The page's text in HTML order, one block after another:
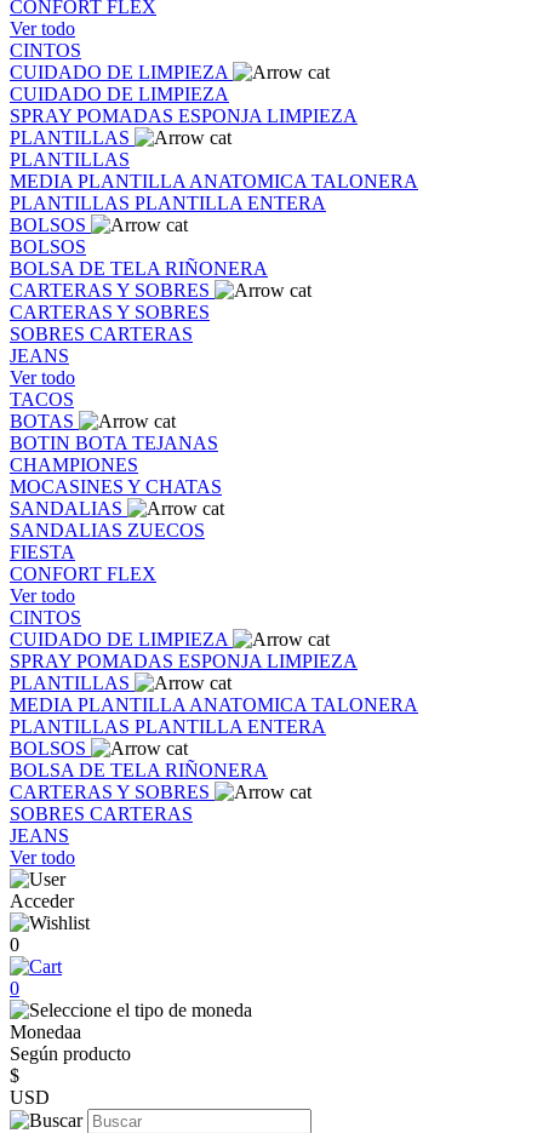
CONFORT FLEX
Ver todo
CINTOS
CUIDADO DE LIMPIEZA
CUIDADO DE LIMPIEZA
SPRAY POMADAS ESPONJA LIMPIEZA
PLANTILLAS
PLANTILLAS
MEDIA PLANTILLA ANATOMICA TALONERA
PLANTILLAS PLANTILLA ENTERA
BOLSOS
BOLSOS
BOLSA DE TELA RIÑONERA
CARTERAS Y SOBRES
CARTERAS Y SOBRES
SOBRES CARTERAS
JEANS
Ver todo
TACOS
BOTAS
BOTIN BOTA TEJANAS
CHAMPIONES
MOCASINES Y CHATAS
SANDALIAS
SANDALIAS ZUECOS
FIESTA
CONFORT FLEX
Ver todo
CINTOS
CUIDADO DE LIMPIEZA
SPRAY POMADAS ESPONJA LIMPIEZA
PLANTILLAS
MEDIA PLANTILLA ANATOMICA TALONERA
PLANTILLAS PLANTILLA ENTERA
BOLSOS
BOLSA DE TELA RIÑONERA
CARTERAS Y SOBRES
SOBRES CARTERAS
JEANS
Ver todo
Acceder
0
0
Monedaa
Según producto
$
USD